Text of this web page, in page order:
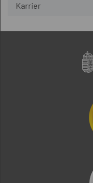
Karrier